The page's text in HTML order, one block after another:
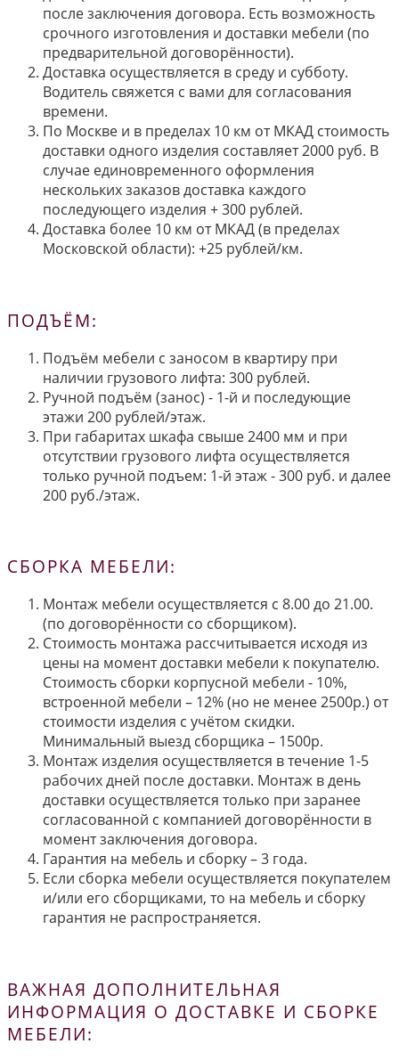
после заключения договора. Есть возможность
срочного изготовления и доставки мебели (по
предварительной договорённости).
Доставка осуществляется в среду и субботу.
Водитель свяжется с вами для согласования
времени.
По Москве и в пределах 10 км от МКАД стоимость
доставки одного изделия составляет 2000 руб. В
случае единовременного оформления
нескольких заказов доставка каждого
последующего изделия + 300 рублей.
Доставка более 10 км от МКАД (в пределах
Московской области): +25 рублей/км.
ПОДЪЁМ:
Подъём мебели с заносом в квартиру при
наличии грузового лифта: 300 рублей.
Ручной подъём (занос) - 1-й и последующие
этажи 200 рублей/этаж.
При габаритах шкафа свыше 2400 мм и при
отсутствии грузового лифта осуществляется
только ручной подъем: 1-й этаж - 300 руб. и далее
200 руб./этаж.
СБОРКА МЕБЕЛИ:
Монтаж мебели осуществляется с 8.00 до 21.00.
(по договорённости со сборщиком).
Стоимость монтажа рассчитывается исходя из
цены на момент доставки мебели к покупателю.
Стоимость сборки корпусной мебели - 10%,
встроенной мебели – 12% (но не менее 2500р.) от
стоимости изделия с учётом скидки.
Минимальный выезд сборщика – 1500р.
Монтаж изделия осуществляется в течение 1-5
рабочих дней после доставки. Монтаж в день
доставки осуществляется только при заранее
согласованной с компанией договорённости в
момент заключения договора.
Гарантия на мебель и сборку – 3 года.
Если сборка мебели осуществляется покупателем
и/или его сборщиками, то на мебель и сборку
гарантия не распространяется.
ВАЖНАЯ ДОПОЛНИТЕЛЬНАЯ
ИНФОРМАЦИЯ О ДОСТАВКЕ И СБОРКЕ
МЕБЕЛИ: